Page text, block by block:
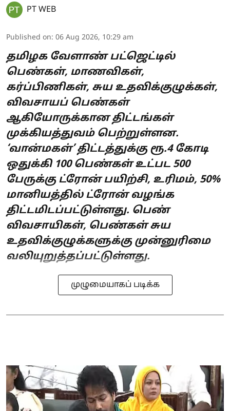
PT WEB
Published on: 06 Aug 2026, 10:29 am
தமிழக வேளாண் பட்ஜெட்டில்
பெண்கள், மாணவிகள்,
கர்ப்பிணிகள், சுய உதவிக்குழுக்கள்,
விவசாயப் பெண்கள்
ஆகியோருக்கான திட்டங்கள்
முக்கியத்துவம் பெற்றுள்ளன.
‘வான்மகள்’ திட்டத்துக்கு ரூ.4 கோடி
ஒதுக்கி 100 பெண்கள் உட்பட 500
பேருக்கு ட்ரோன் பயிற்சி, உரிமம், 50%
மானியத்தில் ட்ரோன் வழங்க
திட்டமிடப்பட்டுள்ளது. பெண்
விவசாயிகள், பெண்கள் சுய
உதவிக்குழுக்களுக்கு முன்னுரிமை
வலியுறுத்தப்பட்டுள்ளது.
முழுமையாகப் படிக்க